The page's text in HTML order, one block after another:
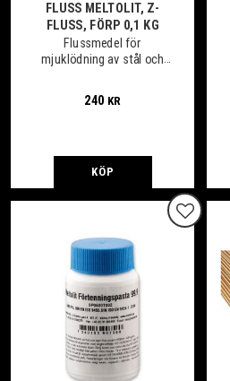
FLUSS MELTOLIT, Z-
FLUSS, FÖRP 0,1 KG
Flussmedel för
mjuklödning av stål och
240 KR
KÖP
Lägg till